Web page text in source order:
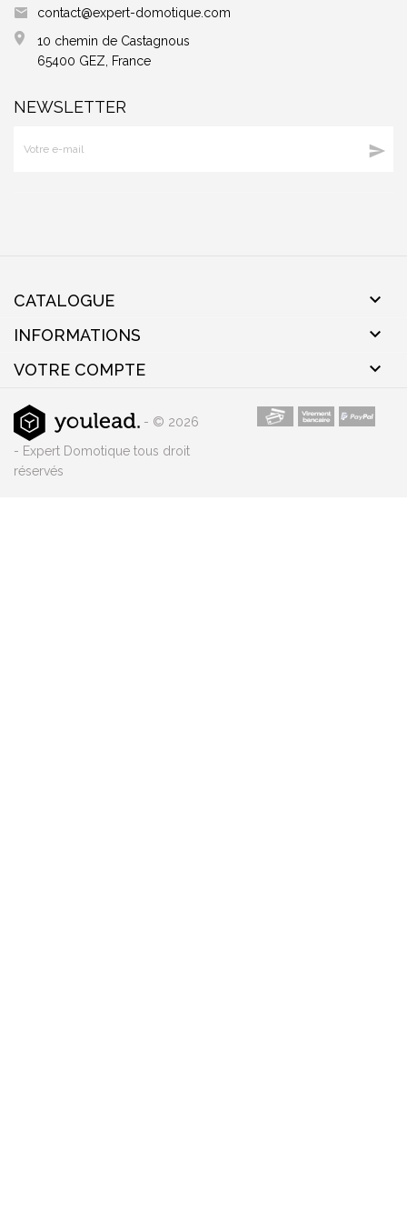
contact@expert-domotique.com
10 chemin de Castagnous
65400 GEZ, France
NEWSLETTER

CATALOGUE 
INFORMATIONS 
VOTRE COMPTE 
- © 2026
- Expert Domotique tous droit
réservés